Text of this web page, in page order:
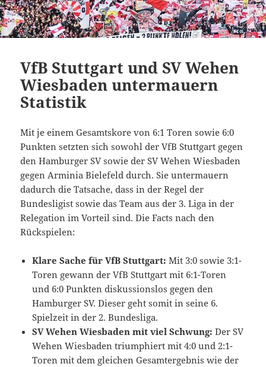
VfB Stuttgart und SV Wehen
Wiesbaden untermauern
Statistik
Mit je einem Gesamtskore von 6:1 Toren sowie 6:0
Punkten setzten sich sowohl der VfB Stuttgart gegen
den Hamburger SV sowie der SV Wehen Wiesbaden
gegen Arminia Bielefeld durch. Sie untermauern
dadurch die Tatsache, dass in der Regel der
Bundesligist sowie das Team aus der 3. Liga in der
Relegation im Vorteil sind. Die Facts nach den
Rückspielen:
Klare Sache für VfB Stuttgart:Mit 3:0 sowie 3:1-
Toren gewann der VfB Stuttgart mit 6:1-Toren
und 6:0 Punkten diskussionslos gegen den
Hamburger SV. Dieser geht somit in seine 6.
Spielzeit in der 2. Bundesliga.
SV Wehen Wiesbaden mit viel Schwung: Der SV
Wehen Wiesbaden triumphiert mit 4:0 und 2:1-
Toren mit dem gleichen Gesamtergebnis wie der